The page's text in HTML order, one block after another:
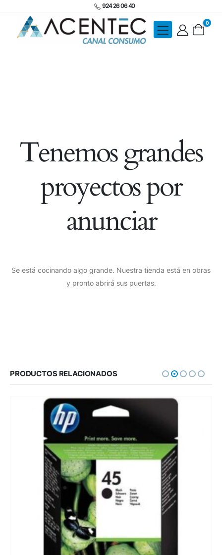
924 26 06 40
0
Tenemos grandes
proyectos por
anunciar
Se está cocinando algo grande. Nuestra tienda está en obras
y pronto abrirá sus puertas.
PRODUCTOS RELACIONADOS